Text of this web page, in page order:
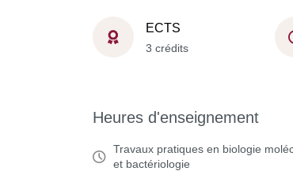
ECTS
3 crédits
Heures d'enseignement
Travaux pratiques en biologie
et bactériologie